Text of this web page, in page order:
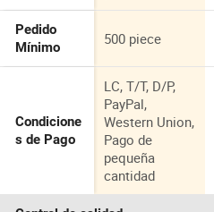
Pedido
Mínimo
500 piece
Condicione
s de Pago
LC, T/T, D/P,
PayPal,
Western Union,
Pago de
pequeña
cantidad